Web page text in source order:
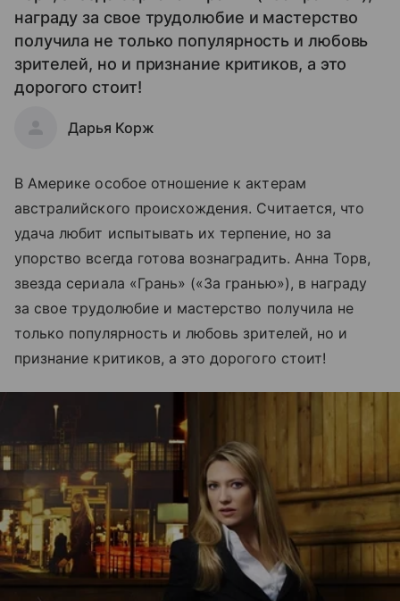
награду за свое трудолюбие и мастерство
получила не только популярность и любовь
зрителей, но и признание критиков, а это
дорогого стоит!
Дарья Корж
В Америке особое отношение к актерам
австралийского происхождения. Считается, что
удача любит испытывать их терпение, но за
упорство всегда готова вознаградить. Анна Торв,
звезда сериала «Грань» («За гранью»), в награду
за свое трудолюбие и мастерство получила не
только популярность и любовь зрителей, но и
признание критиков, а это дорогого стоит!